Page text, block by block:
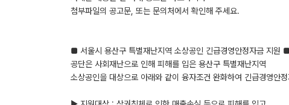
첨부파일의 공고문, 또는 문의처에서 확인해 주세요.
■ 서울시 용산구 특별재난지역 소상공인 긴급경영안정자금 지원 ■
공단은 사회재난으로 인해 피해를 입은 용산구 특별재난지역
소상공인을 대상으로 아래와 같이 융자조건 완화하여 긴급경영안